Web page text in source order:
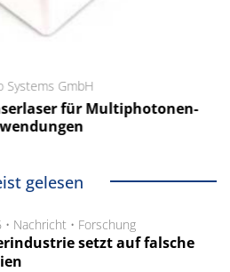
Systems GmbH
für Multiphotonen-
gelesen
Nachricht • Forschung
setzt auf falsche